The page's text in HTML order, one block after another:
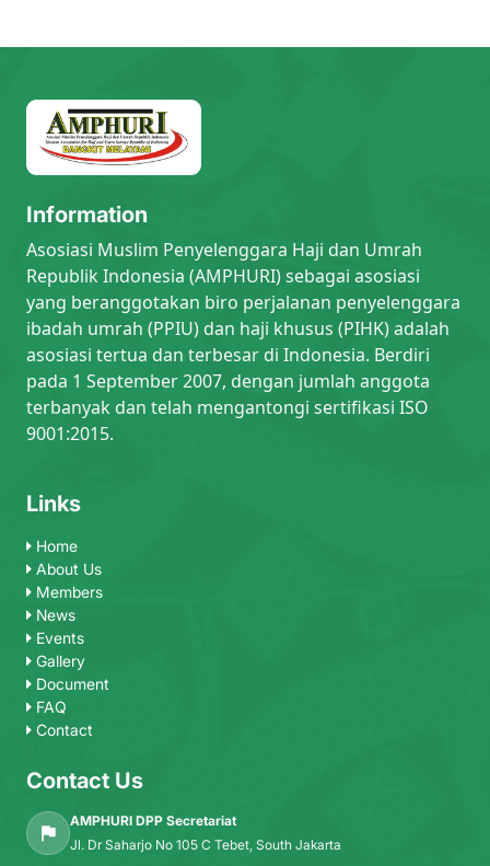
Information
Asosiasi Muslim Penyelenggara Haji dan Umrah
Republik Indonesia (AMPHURI) sebagai asosiasi
yang beranggotakan biro perjalanan penyelenggara
ibadah umrah (PPIU) dan haji khusus (PIHK) adalah
asosiasi tertua dan terbesar di Indonesia. Berdiri
pada 1 September 2007, dengan jumlah anggota
terbanyak dan telah mengantongi sertifikasi ISO
9001:2015.
Links
Home
About Us
Members
News
Events
Gallery
Document
FAQ
Contact
Contact Us
AMPHURI DPP Secretariat
Jl. Dr Saharjo No 105 C Tebet, South Jakarta